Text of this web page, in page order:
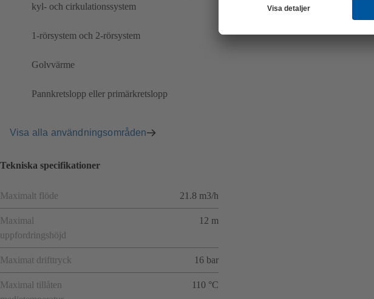
kyl- och cirkulationssystem
1-rörsystem och 2-rörsystem
Golvvärme
Pannkretslopp eller primärkretslopp
Visa alla användningsområden
Tekniska specifikationer
Maximalt flöde 21.8 m3/h
Maximal
uppfordringshöjd
12 m
Maximat drifttryck 16 bar
Maximal tillåten
110 °C